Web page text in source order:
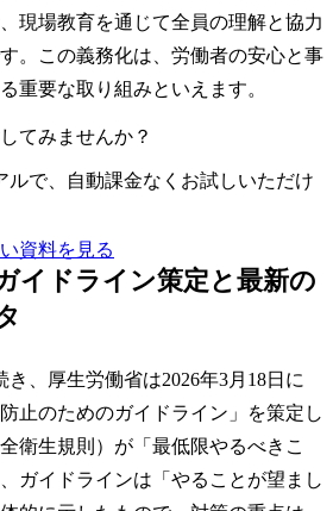
現場教育を通じて全員の理解と協力
。この義務化は、労働者の安心と事
重要な取り組みといえます。
てみませんか？
ルで、自動課金なくお試しいただけ
資料を見る
イドライン策定と最新の
き、厚生労働省は2026年3月18日に
止のためのガイドライン」を策定し
衛生規則）が「最低限やるべきこ
ガイドラインは「やることが望まし